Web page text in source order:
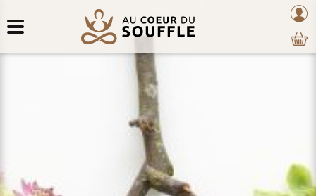
au
contenu
coeur
du
mon